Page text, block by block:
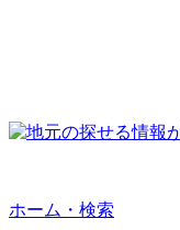
ホーム・検索